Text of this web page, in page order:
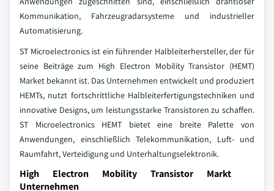
Kommunikation, Fahrzeugradarsysteme und industrieller
Automatisierung.
ST Microelectronics ist ein führender Halbleiterhersteller, der für
seine Beiträge zum High Electron Mobility Transistor (HEMT)
Market bekannt ist. Das Unternehmen entwickelt und produziert
HEMTs, nutzt fortschrittliche Halbleiterfertigungstechniken und
innovative Designs, um leistungsstarke Transistoren zu schaffen.
ST Microelectronics HEMT bietet eine breite Palette von
Anwendungen, einschließlich Telekommunikation, Luft- und
Raumfahrt, Verteidigung und Unterhaltungselektronik.
High Electron Mobility Transistor Markt
Unternehmen